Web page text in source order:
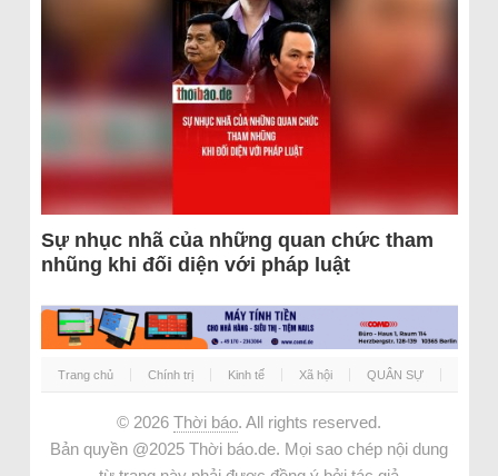
Sự nhục nhã của những quan chức tham
nhũng khi đối diện với pháp luật
Trang chủ Chính trị Kinh tế Xã hội QUÂN SỰ
© 2026 Thời báo. All rights reserved.
Bản quyền @2025 Thời báo.de. Mọi sao chép nội dung